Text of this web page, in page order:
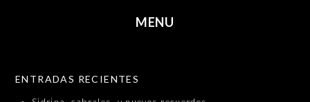
MENU
ENTRADAS RECIENTES